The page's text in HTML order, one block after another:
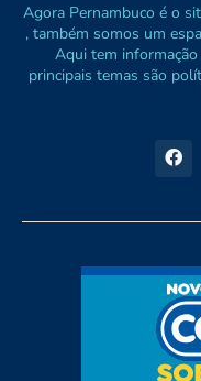
Agora Pernambuco é o
, também somos um
Aqui tem informação
principais temas são